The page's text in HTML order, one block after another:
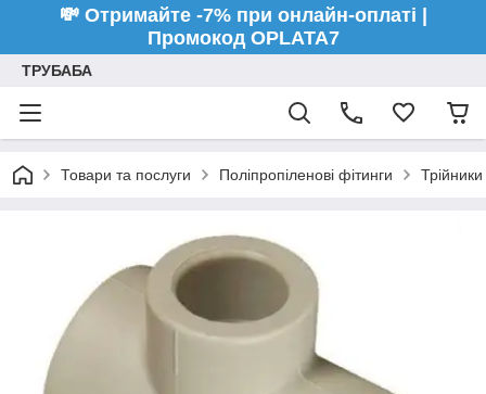
💸 Отримайте -7% при онлайн-оплаті |
Промокод OPLATA7
ТРУБАБА
Товари та послуги Поліпропіленові фітинги Трійники